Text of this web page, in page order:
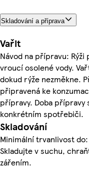
Skladování a příprava
Vařit
Návod na přípravu:
vroucí osolené vody.
dokud rýže nezměkne.
připravená ke
přípravy. Doba přípravy
konkrétním spotřebiči.
Skladování
Minimální trvanlivost
Skladujte v suchu,
zářením.